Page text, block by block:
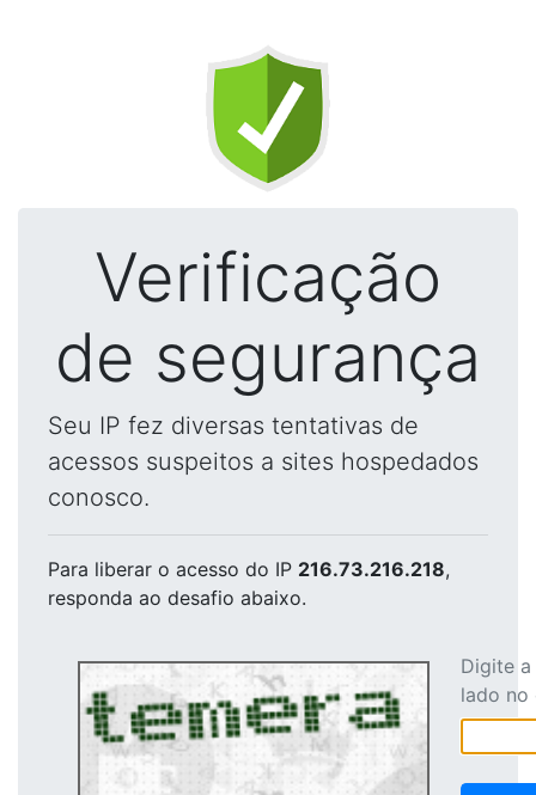
Verificação
de segurança
Seu IP fez diversas tentativas de
acessos suspeitos a sites hospedados
conosco.
Para liberar o acesso do IP 216.73.216.218,
responda ao desafio abaixo.
Digite
lado no